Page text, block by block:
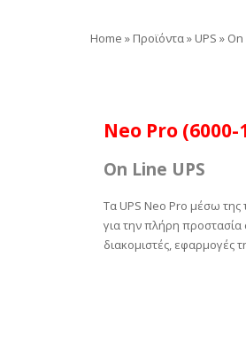
Home » Προϊόντα» UPS » On
Neo Pro (6000-
On Line UPS
Τα UPS Neo Pro μέσω της
για την πλήρη
διακομιστές, εφαρμογές